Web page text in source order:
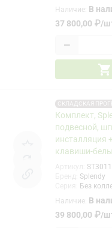
Наличие: В
37 800,00 ₽/
−
СКЛАДСКАЯ
Комплект,
подвесной,
инсталляция
клавиши-
Splendy
Без
Наличие: В
39 800,00 ₽/